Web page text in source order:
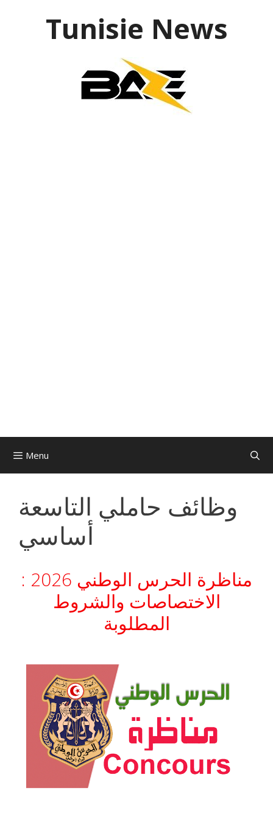
Tunisie News
Menu
وظائف حاملي التاسعة
أساسي
مناظرة الحرس الوطني 2026 :
الاختصاصات والشروط
المطلوبة